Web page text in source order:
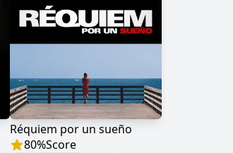
Réquiem por un sueño
80%Score